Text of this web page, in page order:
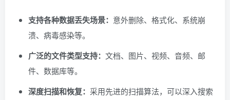
支持各种数据丢失场景： 意外删除、格式化、系统崩
溃、病毒感染等。
广泛的文件类型支持： 文档、图片、视频、音频、邮
件、数据库等。
深度扫描和恢复： 采用先进的扫描算法，可以深入搜索